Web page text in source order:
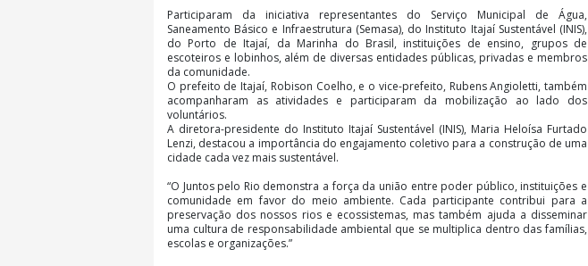
Participaram da iniciativa representantes do Serviço Municipal de Água,
Saneamento Básico e Infraestrutura (Semasa), do Instituto Itajaí Sustentável (INIS),
do Porto de Itajaí, da Marinha do Brasil, instituições de ensino, grupos de
escoteiros e lobinhos, além de diversas entidades públicas, privadas e membros
da comunidade.
O prefeito de Itajaí, Robison Coelho, e o vice-prefeito, Rubens Angioletti, também
acompanharam as atividades e participaram da mobilização ao lado dos
voluntários.
A diretora-presidente do Instituto Itajaí Sustentável (INIS), Maria Heloísa Furtado
Lenzi, destacou a importância do engajamento coletivo para a construção de uma
cidade cada vez mais sustentável.
“O Juntos pelo Rio demonstra a força da união entre poder público, instituições e
comunidade em favor do meio ambiente. Cada participante contribui para a
preservação dos nossos rios e ecossistemas, mas também ajuda a disseminar
uma cultura de responsabilidade ambiental que se multiplica dentro das famílias,
escolas e organizações.”